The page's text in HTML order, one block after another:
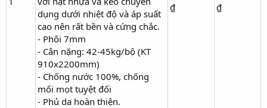
dụng dưới nhiệt độ và áp suất
cao nên rất bền và cứng chắc.
- Phôi 7mm
- Cân nặng: 42-45kg/bộ (KT
910x2200mm)
- Chống nước 100%, chống
mối mọt tuyệt đối
- Phủ da hoàn thiện.
₫
₫